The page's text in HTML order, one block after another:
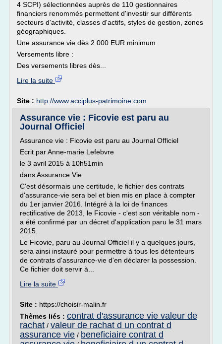
4 SCPI) sélectionnées auprès de 110 gestionnaires
financiers renommés permettent d'investir sur différents
secteurs d'activité, classes d'actifs, styles de gestion, zones
géographiques.
Une assurance vie dès 2 000 EUR minimum
Versements libre :
Des versements libres dès...
Lire la suite
Site : http://www.acciplus-patrimoine.com
Assurance vie : Ficovie est paru au
Journal Officiel
Assurance vie : Ficovie est paru au Journal Officiel
Ecrit par Anne-marie Lefebvre
le 3 avril 2015 à 10h51min
dans Assurance Vie
C'est désormais une certitude, le fichier des contrats
d'assurance-vie sera bel et bien mis en place à compter
du 1er janvier 2016. Intégré à la loi de finances
rectificative de 2013, le Ficovie - c'est son véritable nom -
a été confirmé par un décret d'application paru le 31 mars
2015.
Le Ficovie, paru au Journal Officiel il y a quelques jours,
sera ainsi instauré pour permettre à tous les détenteurs
de contrats d'assurance-vie d'en déclarer la possession.
Ce fichier doit servir à...
Lire la suite
Site : https://choisir-malin.fr
Thèmes liés : contrat d'assurance vie valeur de
rachat / valeur de rachat d un contrat d
assurance vie / beneficiaire contrat d